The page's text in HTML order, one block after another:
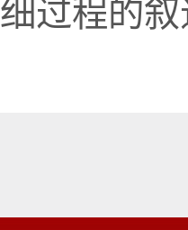
细过程的叙